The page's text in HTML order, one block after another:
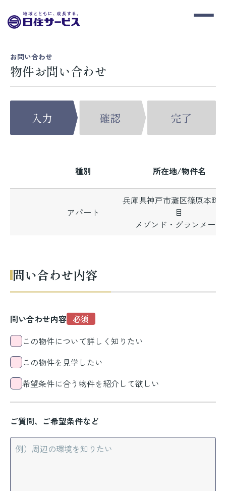
お問い合わせ
物件お問い合わせ
種別 所在地/物件名
アパート
兵庫県神戸市灘区篠原本町
目
メゾンド・グランメール
問い合わせ内容
問い合わせ内容
この物件について詳しく知りたい
この物件を見学したい
希望条件に合う物件を紹介して欲しい
ご質問、ご希望条件など